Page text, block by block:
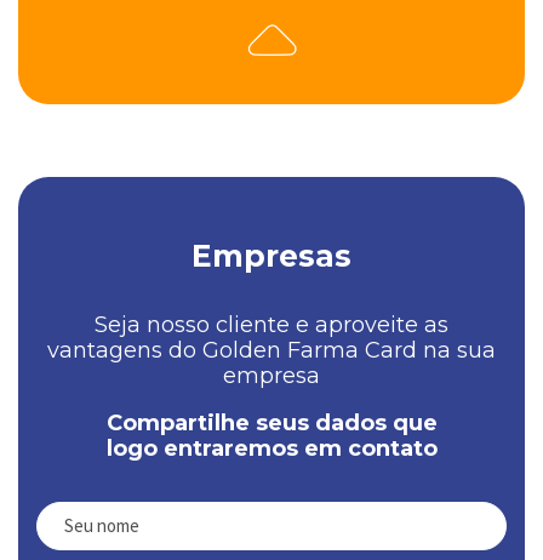
Empresas
Seja nosso cliente e aproveite as
vantagens do Golden Farma Card na sua
empresa
Compartilhe seus dados que
logo entraremos em contato